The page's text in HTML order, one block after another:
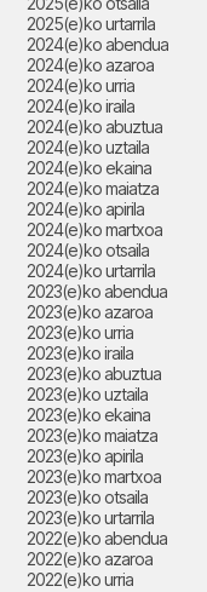
2025(e)ko urtarrila
2024(e)ko abendua
2024(e)ko azaroa
2024(e)ko urria
2024(e)ko iraila
2024(e)ko abuztua
2024(e)ko uztaila
2024(e)ko ekaina
2024(e)ko maiatza
2024(e)ko apirila
2024(e)ko martxoa
2024(e)ko otsaila
2024(e)ko urtarrila
2023(e)ko abendua
2023(e)ko azaroa
2023(e)ko urria
2023(e)ko iraila
2023(e)ko abuztua
2023(e)ko uztaila
2023(e)ko ekaina
2023(e)ko maiatza
2023(e)ko apirila
2023(e)ko martxoa
2023(e)ko otsaila
2023(e)ko urtarrila
2022(e)ko abendua
2022(e)ko azaroa
2022(e)ko urria